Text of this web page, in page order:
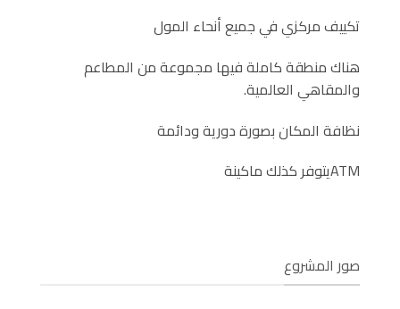
تكييف مركزي في جميع أنحاء المول
هناك منطقة كاملة فيها مجموعة من المطاعم
والمقاهي العالمية.
نظافة المكان بصورة دورية ودائمة
ATMيتوفر كذلك ماكينة
صور المشروع